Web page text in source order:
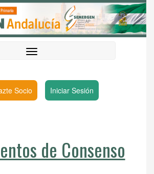
Socio Iniciar Sesión
de Consenso